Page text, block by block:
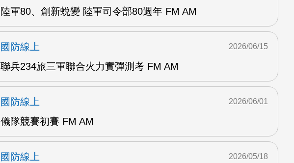
陸軍80、創新蛻變 陸軍司令部80週年 FM AM
國防線上
聯兵234旅三軍聯合火力實彈測考 FM AM
2026/06/15
國防線上
儀隊競賽初賽 FM AM
2026/06/01
國防線上
2026/05/18